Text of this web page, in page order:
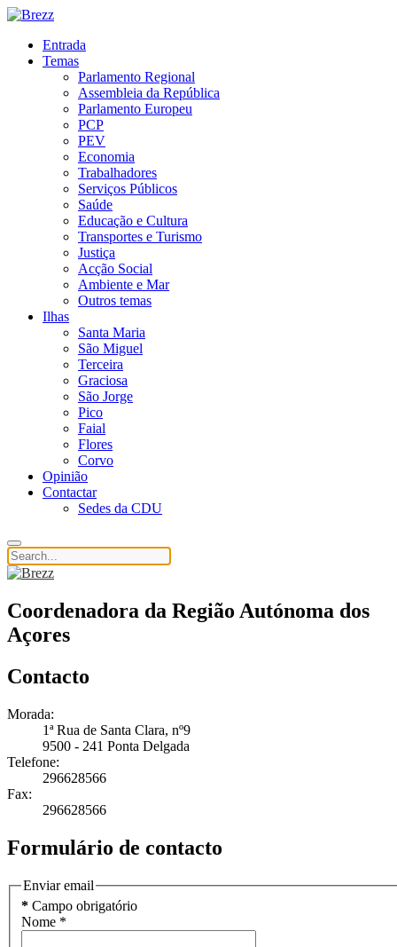
Entrada
Temas
Parlamento Regional
Assembleia da República
Parlamento Europeu
PCP
PEV
Economia
Trabalhadores
Serviços Públicos
Saúde
Educação e Cultura
Transportes e Turismo
Justiça
Acção Social
Ambiente e Mar
Outros temas
Ilhas
Santa Maria
São Miguel
Terceira
Graciosa
São Jorge
Pico
Faial
Flores
Corvo
Opinião
Contactar
Sedes da CDU
Coordenadora da Região Autónoma dos
Açores
Contacto
Morada:
1ª Rua de Santa Clara, nº9
9500 - 241 Ponta Delgada
Telefone:
296628566
Fax:
296628566
Formulário de contacto
Enviar email
* Campo obrigatório
Nome *